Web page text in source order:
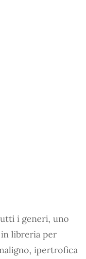
i generi, uno
libreria per
ipertrofica